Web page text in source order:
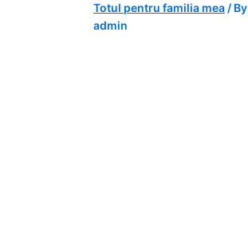
Totul pentru familia mea / By
admin